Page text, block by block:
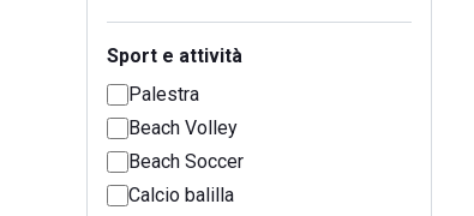
Sport e attività
Palestra
Beach Volley
Beach Soccer
Calcio balilla